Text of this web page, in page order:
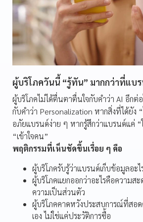
ผู้บริโภควันนี้ “รู้ทัน” มากกว่าที่แบ
ผู้บริโภคไม่ได้ตื่นตาตื่นใจกับคำว่า AI อีกต่
กับคำว่า Personalization หากสิ่งที่ได้ยัง
อภัยแบรนด์ง่าย ๆ หากรู้สึกว่าแบรนด์แค่
“เข้าใจคน”
พฤติกรรมที่เห็นชัดขึ้นเรื่อย ๆ คือ
ผู้บริโภครับรู้ว่าแบรนด์เก็บข้อมูลอะไ
ผู้บริโภคแยกออกว่าอะไรคือความสะ
ความเป็นส่วนตัว
ผู้บริโภคคาดหวังประสบการณ์ที่สอ
เอง ไม่ใช่แค่ประวัติการซื้อ